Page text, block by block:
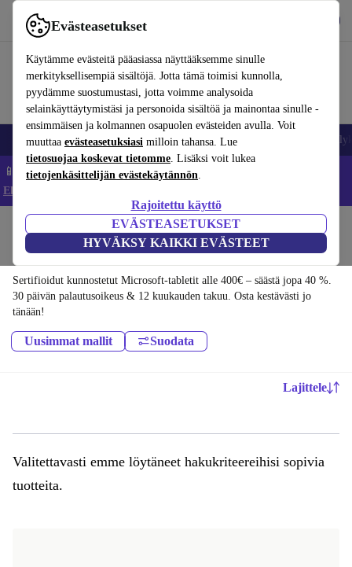
Evästeasetukset
Käytämme evästeitä pääasiassa näyttääksemme sinulle
merkityksellisempiä sisältöjä. Jotta tämä toimisi kunnolla,
pyydämme suostumustasi, jotta voimme analysoida
selainkäyttäytymistäsi ja personoida sisältöä ja mainontaa sinulle -
ensimmäisen ja kolmannen osapuolen evästeiden avulla. Voit
muuttaa evästeasetuksiasi milloin tahansa. Lue
tietosuojaa koskevat tietomme. Lisäksi voit lukea
tietojenkäsittelijän evästekäytännön.
Rajoitettu käyttö
EVÄSTEASETUKSET
HYVÄKSY KAIKKI EVÄSTEET
Käytä refurbed-palvelua nopeasti ja helposti
Matkapuhelimet ja älypuhelimet Kannettavat tietokoneet
📱 Säästä 5 % LISÄÄ iPhoneista – Koodi: IPHONEDEAL –
Ehdot ja säännöt
Microsoft-tabletit:
Sertifioidut kunnostetut Microsoft-tabletit alle 400€ – säästä jopa 40 %.
30 päivän palautusoikeus & 12 kuukauden takuu. Osta kestävästi jo
tänään!
Uusimmat mallit Suodata
Lajittele
Valitettavasti emme löytäneet hakukriteereihisi sopivia
tuotteita.